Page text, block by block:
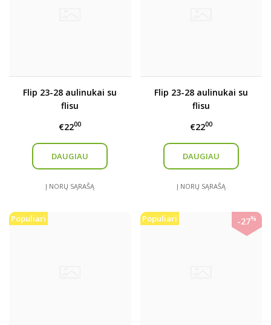
Flip 23-28 aulinukai su
flisu
€2200
DAUGIAU
Į NORŲ SĄRAŠĄ
Flip 23-28 aulinukai su
flisu
€2200
DAUGIAU
Į NORŲ SĄRAŠĄ
Populiari Populiari -27%